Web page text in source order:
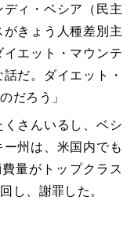
ィ・ベシア（民主
きょう人種差別主
エット・マウンテ
だ。ダイエット・
だろう」
さんいるし、ベシ
州は、米国内でも
量がトップクラス
し、謝罪した。